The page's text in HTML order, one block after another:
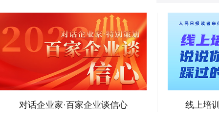
对话企业家·百家企业谈信心 线上培